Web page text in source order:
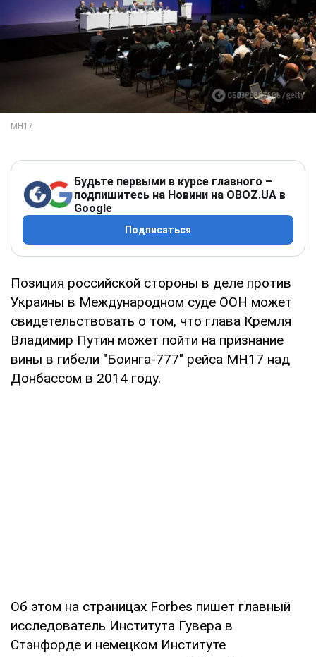
Будьте первыми в курсе главного –
подпишитесь на Новини на OBOZ.UA в
Google
Подписаться
Позиция российской стороны в деле против
Украины в Международном суде ООН может
свидетельствовать о том, что глава Кремля
Владимир Путин может пойти на признание
вины в гибели "Боинга-777" рейса MH17 над
Донбассом в 2014 году.
Об этом на страницах Forbes пишет главный
исследователь Института Гувера в
Стэнфорде и немецком Институте